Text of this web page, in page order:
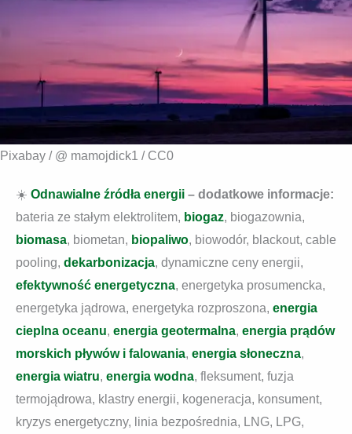
Pixabay / @ mamojdick1 / CC0
☀️ Odnawialne źródła energii – dodatkowe informacje:
bateria ze stałym elektrolitem, biogaz, biogazownia,
biomasa, biometan, biopaliwo, biowodór, blackout, cable
pooling, dekarbonizacja, dynamiczne ceny energii,
efektywność energetyczna, energetyka prosumencka,
energetyka jądrowa, energetyka rozproszona, energia
cieplna oceanu, energia geotermalna, energia prądów
morskich pływów i falowania, energia słoneczna,
energia wiatru, energia wodna, fleksument, fuzja
termojądrowa, klastry energii, kogeneracja, konsument,
kryzys energetyczny, linia bezpośrednia, LNG, LPG,